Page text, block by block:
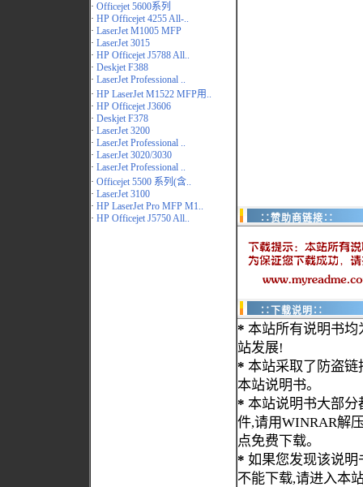
· Officejet 5600系列
· HP Officejet 4255 All-..
· LaserJet M1005 MFP
· LaserJet 3015
· HP Officejet J5788 All..
· Deskjet F388
· LaserJet Professional ..
· HP LaserJet M1522 MFP用..
· HP Officejet J3606
· Deskjet F378
· LaserJet 3200
· LaserJet Professional ..
· LaserJet 3020/3030
· LaserJet Professional ..
· Officejet 5500 系列(含..
· LaserJet 3100
· HP LaserJet Pro MFP M1..
· HP Officejet J5750 All.. ∷赞助商链接∷
∷下载说明∷
* 本站所有说明书均
站发展!
* 本站采取了防盗链
本站说明书。
* 本站说明书大部分
件,请用WINRAR解
点免费下载。
* 如果您发现该说明
不能下载,请进入本